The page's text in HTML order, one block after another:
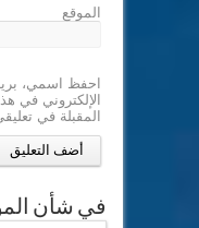
الموقع
احفظ اسمي،
الإلكتروني في
المقبلة في
في شأن